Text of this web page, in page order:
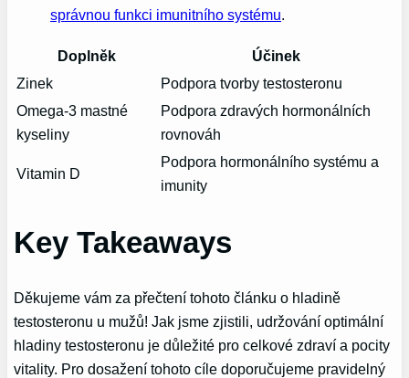
správnou funkci imunitního systému.
Doplněk
Účinek
Zinek
Podpora tvorby testosteronu
Omega-3 mastné
kyseliny
Podpora zdravých hormonálních
rovnováh
Vitamin D
Podpora hormonálního systému⁣ a
imunity
Key Takeaways
Děkujeme vám za přečtení tohoto článku o ​hladině
testosteronu u ‌mužů! Jak jsme zjistili, udržování optimální
hladiny ‌testosteronu je důležité pro celkové ⁣zdraví a pocity
vitality. Pro dosažení tohoto⁣ cíle doporučujeme ⁤pravidelný⁤